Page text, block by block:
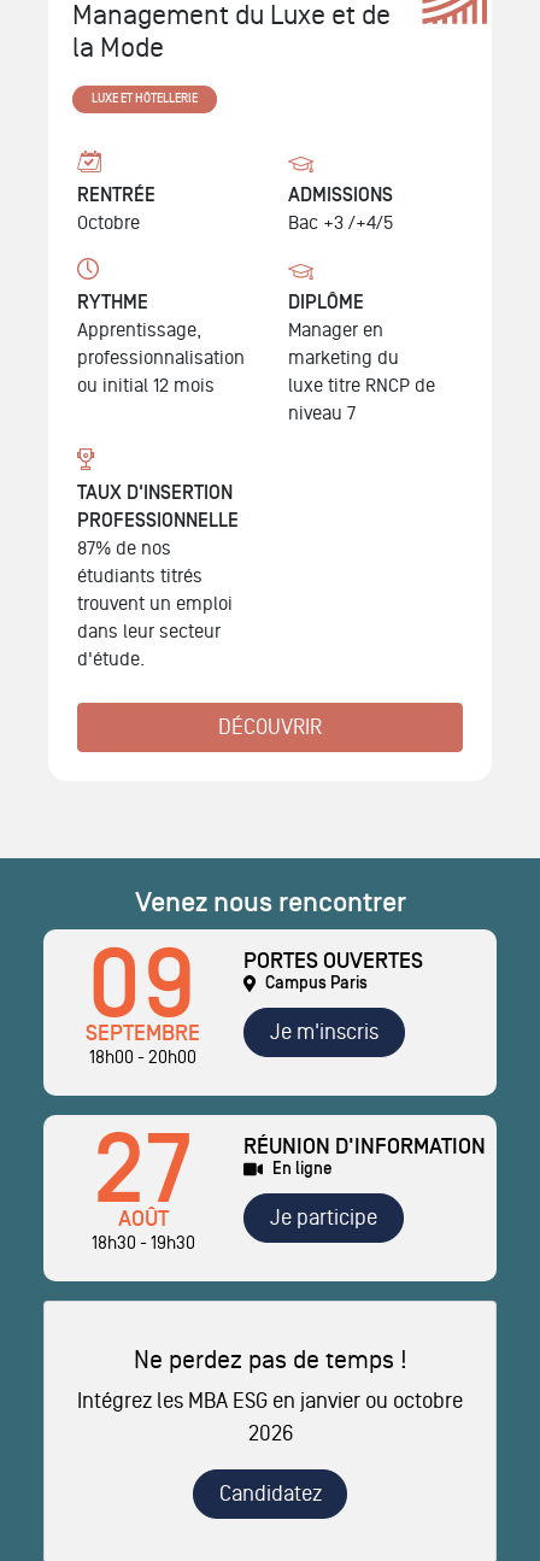
Management du Luxe et de
la Mode
LUXE ET HÔTELLERIE
RENTRÉE
Octobre
ADMISSIONS
Bac +3 /+4/5
RYTHME
Apprentissage,
professionnalisation
ou initial 12 mois
DIPLÔME
Manager en
marketing du
luxe titre RNCP de
niveau 7
TAUX D'INSERTION
PROFESSIONNELLE
87% de nos
étudiants titrés
trouvent un emploi
dans leur secteur
d'étude.
DÉCOUVRIR
Venez nous rencontrer
09
SEPTEMBRE
18h00 - 20h00
PORTES OUVERTES
Campus Paris
Je m'inscris
27
AOÛT
18h30 - 19h30
RÉUNION D'INFORMATION
En ligne
Je participe
Ne perdez pas de temps !
Intégrez les MBA ESG en janvier ou octobre
2026
Candidatez